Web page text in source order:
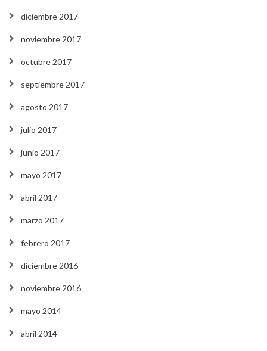
diciembre 2017
noviembre 2017
octubre 2017
septiembre 2017
agosto 2017
julio 2017
junio 2017
mayo 2017
abril 2017
marzo 2017
febrero 2017
diciembre 2016
noviembre 2016
mayo 2014
abril 2014